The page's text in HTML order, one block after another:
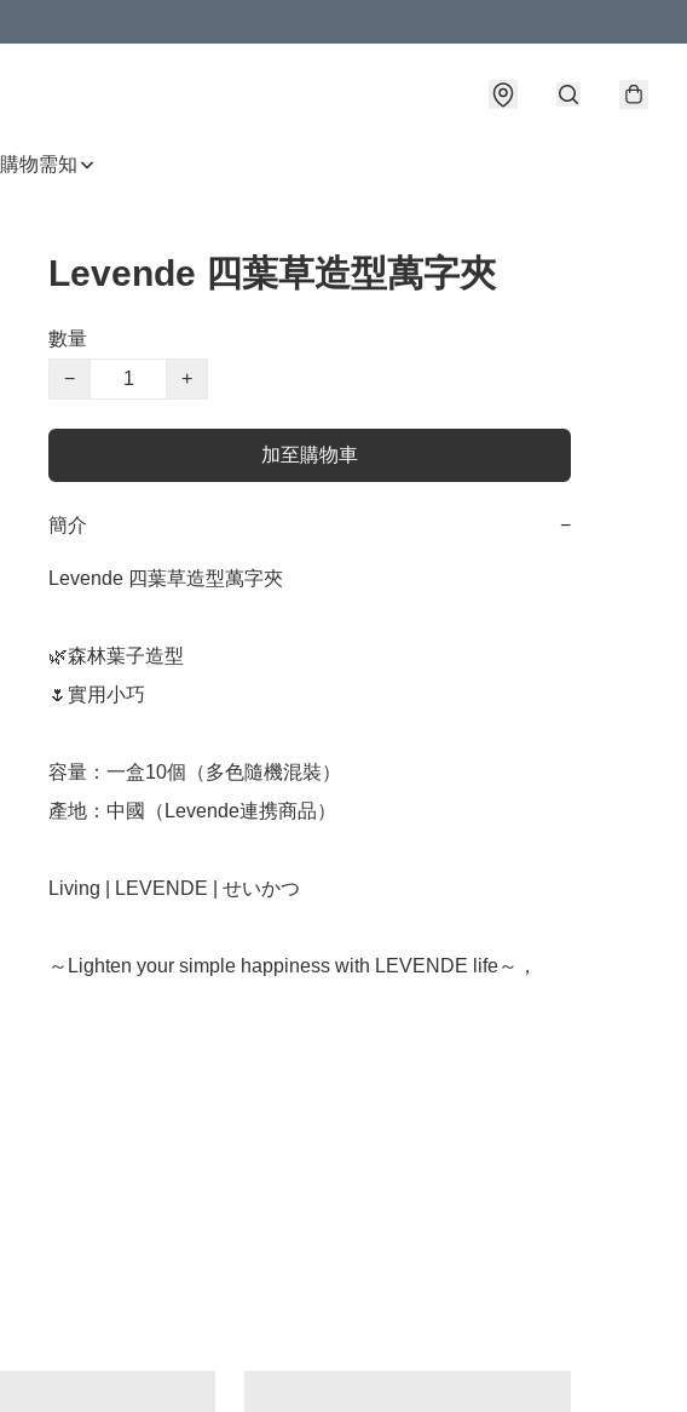
購物需知
Levende 四葉草造型萬字夾
數量
−
+
加至購物車
簡介 −
Levende 四葉草造型萬字夾
🌿森林葉子造型
🌷實用小巧
容量：一盒10個（多色隨機混裝）
產地：中國（Levende連携商品）
Living | LEVENDE | せいかつ
～Lighten your simple happiness with LEVENDE life～，